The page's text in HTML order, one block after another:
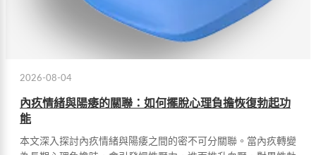
2026-08-04
內疚情緒與陽痿的關聯：如何擺脫心理負擔恢復勃起功
能
本文深入探討內疚情緒與陽痿之間的密不可分關聯。當內疚轉變